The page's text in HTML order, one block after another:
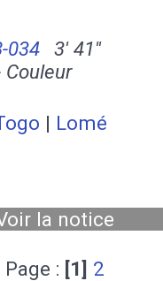
034
3' 41''
| Lomé
la notice
Page : [1] 2